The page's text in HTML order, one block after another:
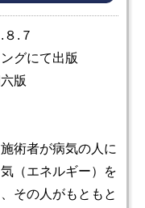
８.７
グにて出版
版
術者が病気の人に
（エネルギー）を
その人がもともと